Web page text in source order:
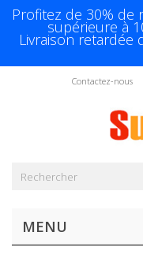
Profitez de 30%
supérieure à
Livraison retardée
Contactez-nous
MENU